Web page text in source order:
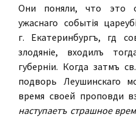
Они поняли, что это
ужаснаго событія
г. Екатеринбургъ, гдѣ
злодѣяніе, входилъ
губерніи. Когда затѣмъ
подворьѣ Леушинскаго
время своей проповѣди
наступаетъ страшное